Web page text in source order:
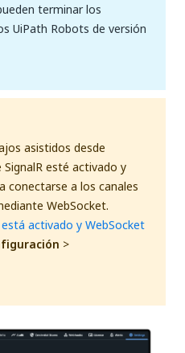
terminar los
UiPath Robots de versión
asistidos desde
esté activado y
conectarse a los canales
WebSocket.
está activado y WebSocket
>